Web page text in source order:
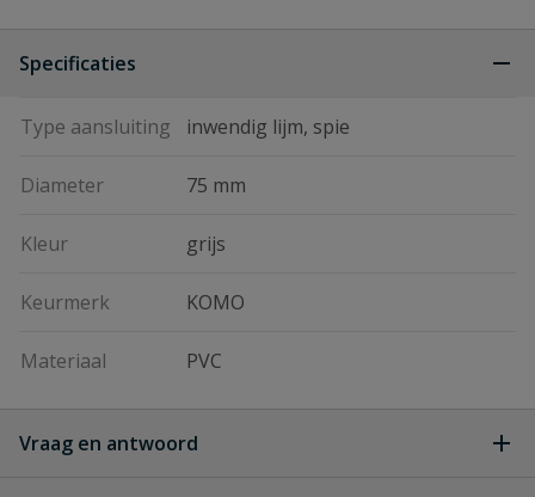
Specificaties
Type aansluiting inwendig lijm, spie
Diameter 75 mm
Kleur grijs
Keurmerk KOMO
Materiaal PVC
Vraag en antwoord